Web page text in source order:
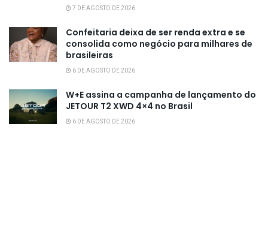
7 DE AGOSTO DE 2026
Confeitaria deixa de ser renda extra e se
consolida como negócio para milhares de
brasileiras
6 DE AGOSTO DE 2026
W+E assina a campanha de lançamento do
JETOUR T2 XWD 4×4 no Brasil
6 DE AGOSTO DE 2026